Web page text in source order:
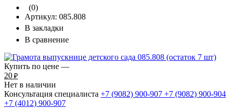
(0)
Артикул: 085.808
В закладки
В сравнение
Купить по цене —
20 ₽
Нет в наличии
Консультация специалиста +7 (9082) 900-907 +7 (9082) 900-904
+7 (4012) 900-907